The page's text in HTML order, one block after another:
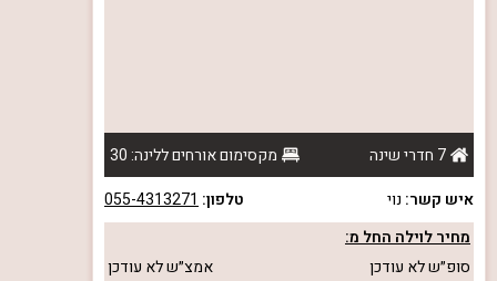
7 חדרי שינה
מקסימום אורחים ללינה: 30
איש קשר: נוי טלפון: 055-4313271
מחיר לוילה החל מ:
סופ״שלא עודכן אמצ״שלא עודכן